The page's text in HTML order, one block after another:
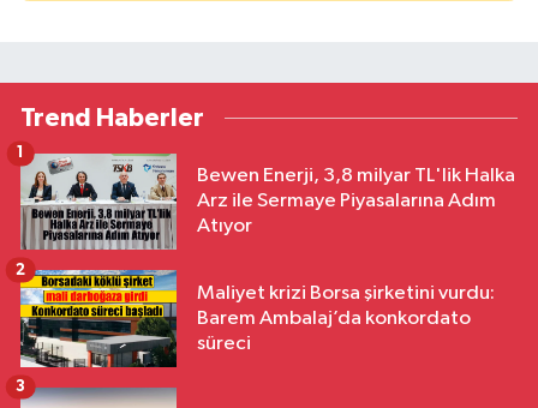
Trend Haberler
Bewen Enerji, 3,8 milyar TL'lik Halka
Arz ile Sermaye Piyasalarına Adım
Atıyor
1
Maliyet krizi Borsa şirketini vurdu:
Barem Ambalaj’da konkordato
süreci
2
3